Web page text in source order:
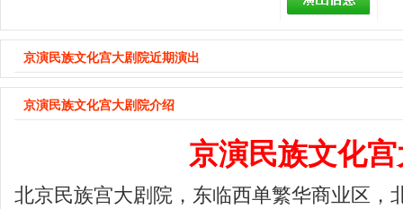
京演民族文化宫大剧院近期演出
京演民族文化宫大剧院介绍
京演民族文化
北京民族宫大剧院，东临西单繁华商业区，